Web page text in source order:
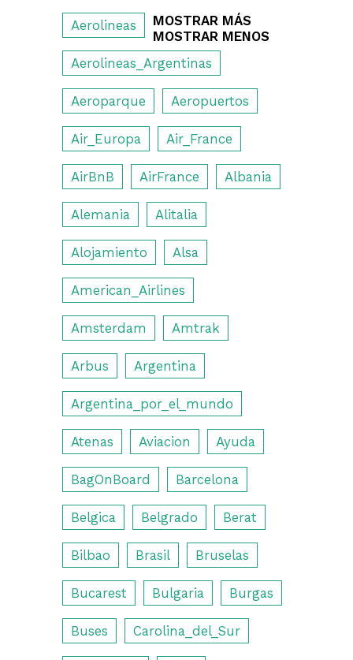
Aerolineas
Aerolineas_Argentinas
Aeroparque Aeropuertos
Air_Europa Air_France
AirBnB AirFrance Albania
Alemania Alitalia
Alojamiento Alsa
American_Airlines
Amsterdam Amtrak
Arbus Argentina
Argentina_por_el_mundo
Atenas Aviacion Ayuda
BagOnBoard Barcelona
Belgica Belgrado Berat
Bilbao Brasil Bruselas
Bucarest Bulgaria Burgas
Buses Carolina_del_Sur
MOSTRAR MÁS
MOSTRAR MENOS